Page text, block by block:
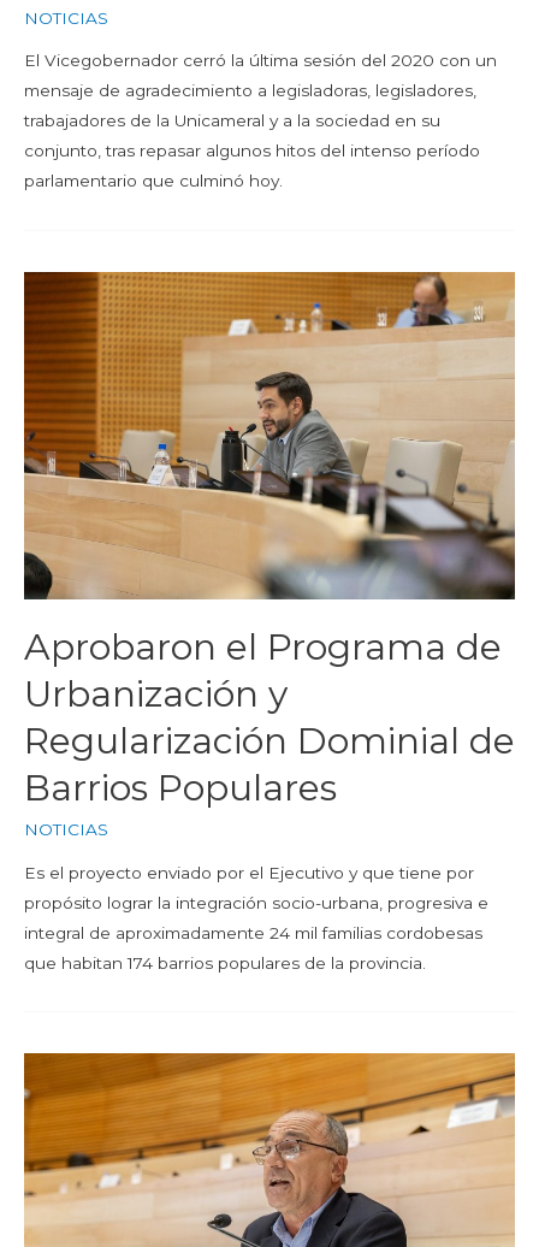
NOTICIAS
El Vicegobernador cerró la última sesión del 2020 con un
mensaje de agradecimiento a legisladoras, legisladores,
trabajadores de la Unicameral y a la sociedad en su
conjunto, tras repasar algunos hitos del intenso período
parlamentario que culminó hoy.
Aprobaron el Programa de
Urbanización y
Regularización Dominial de
Barrios Populares
NOTICIAS
Es el proyecto enviado por el Ejecutivo y que tiene por
propósito lograr la integración socio-urbana, progresiva e
integral de aproximadamente 24 mil familias cordobesas
que habitan 174 barrios populares de la provincia.